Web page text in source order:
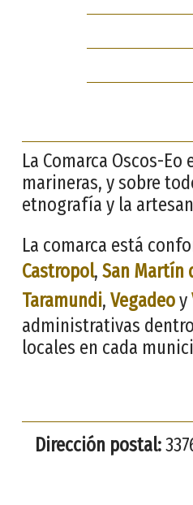
La Comarca Oscos-
marineras, y sobre
etnografía y la
La comarca está
Castropol, San Martín
Taramundi, Vegadeoy
administrativas
locales en cada
Dirección postal: